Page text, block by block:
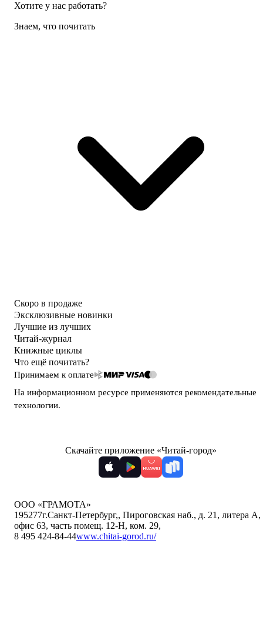
Хотите у нас работать?
Знаем, что почитать
Скоро в продаже
Эксклюзивные новинки
Лучшие из лучших
Читай-журнал
Книжные циклы
Что ещё почитать?
Принимаем к оплате
На информационном ресурсе применяются рекомендательные
технологии.
Скачайте приложение «Читай-город»
ООО «ГРАМОТА»
195277г.Санкт-Петербург,, Пироговская наб., д. 21, литера А,
офис 63, часть помещ. 12-Н, ком. 29,
8 495 424-84-44www.chitai-gorod.ru/